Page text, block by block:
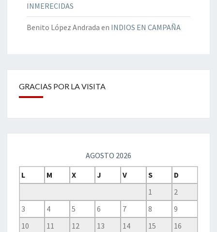
INMERECIDAS
Benito López Andrada en INDIOS EN CAMPAÑA
GRACIAS POR LA VISITA
AGOSTO 2026
L
M X J V S
D
1
2
3
4 5 6 7 8
9
10
11 12 13 14 15
16